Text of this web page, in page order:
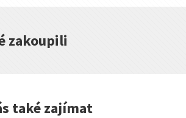
zakoupili
také zajímat